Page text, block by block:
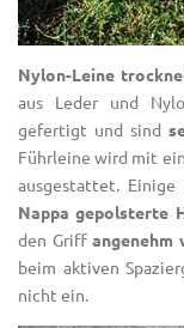
Nylon-Leine
aus Leder und
gefertigt und sind
Führleine wird mit
ausgestattet.
Nappa gepolsterte
den Griffangenehm
beim aktiven
nicht ein.